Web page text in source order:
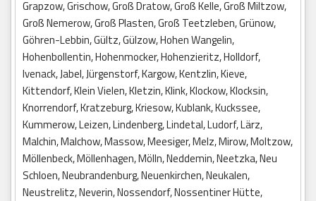
Grapzow, Grischow, Groß Dratow, Groß Kelle, Groß Miltzow,
Groß Nemerow, Groß Plasten, Groß Teetzleben, Grünow,
Göhren-Lebbin, Gültz, Gülzow, Hohen Wangelin,
Hohenbollentin, Hohenmocker, Hohenzieritz, Holldorf,
Ivenack, Jabel, Jürgenstorf, Kargow, Kentzlin, Kieve,
Kittendorf, Klein Vielen, Kletzin, Klink, Klockow, Klocksin,
Knorrendorf, Kratzeburg, Kriesow, Kublank, Kuckssee,
Kummerow, Leizen, Lindenberg, Lindetal, Ludorf, Lärz,
Malchin, Malchow, Massow, Meesiger, Melz, Mirow, Moltzow,
Möllenbeck, Möllenhagen, Mölln, Neddemin, Neetzka, Neu
Schloen, Neubrandenburg, Neuenkirchen, Neukalen,
Neustrelitz, Neverin, Nossendorf, Nossentiner Hütte,